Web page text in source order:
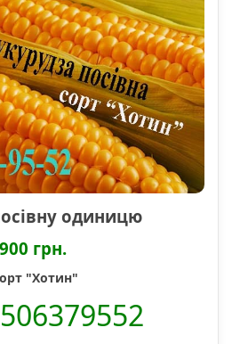
одиницю
900 грн.
"Хотин"